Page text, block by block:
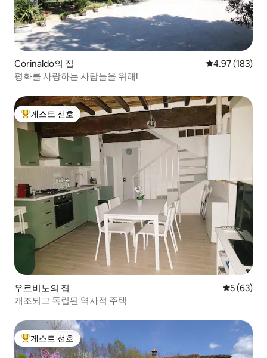
Corinaldo의 집 평점 4.97점(5
4.97 (183)
평화를 사랑하는 사람들을 위해!
상위 게스트 선호
게스트 선호
우르비노의 집 평점 5점(5
5 (63)
개조되고 독립된 역사적 주택
상위 게스트 선호
게스트 선호